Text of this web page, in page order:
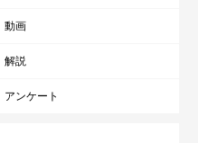
動画
解説
アンケート